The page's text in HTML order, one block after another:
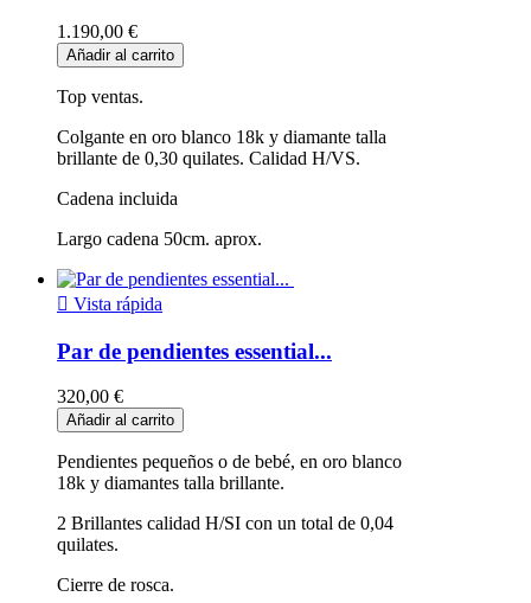
1.190,00 €
Añadir al carrito
Top ventas.
Colgante en oro blanco 18k y diamante talla
brillante de 0,30 quilates. Calidad H/VS.
Cadena incluida
Largo cadena 50cm. aprox.
 Vista rápida
Par de pendientes essential...
320,00 €
Añadir al carrito
Pendientes pequeños o de bebé, en oro blanco
18k y diamantes talla brillante.
2 Brillantes calidad H/SI con un total de 0,04
quilates.
Cierre de rosca.